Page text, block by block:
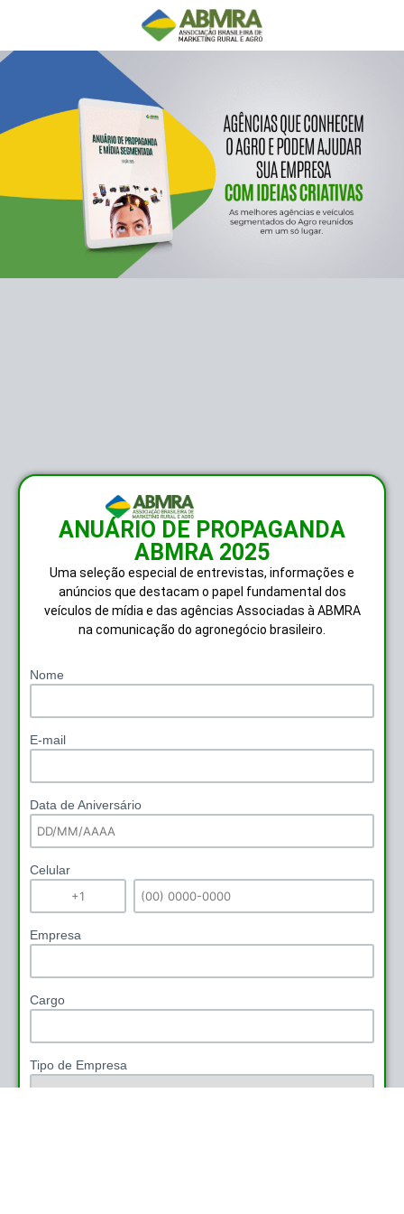
ANUÁRIO DE PROPAGANDA
ABMRA 2025
Uma seleção especial de entrevistas, informações e
anúncios que destacam o papel fundamental dos
veículos de mídia e das agências Associadas à ABMRA
na comunicação do agronegócio brasileiro.
Nome
E-mail
Data de Aniversário
Celular
Empresa
Cargo
Tipo de Empresa